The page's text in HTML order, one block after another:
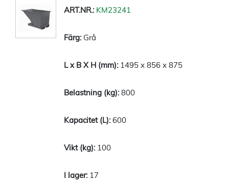
KM23241
Grå
1495 x 856 x 875
800
600
100
17